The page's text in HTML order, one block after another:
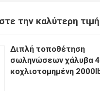
την καλύτερη τιμή
Διπλή τοποθέτηση
σωληνώσεων χάλυβα
κοχλιοτομημένη